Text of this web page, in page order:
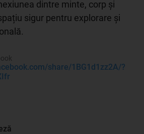
dintre minte, corp și
sigur pentru explorare și
share/1BG1d1zz2A/?